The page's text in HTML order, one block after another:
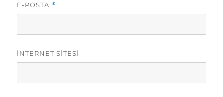
E-POSTA *
İNTERNET SITESI